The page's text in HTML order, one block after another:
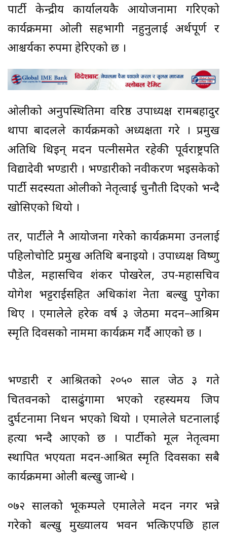
पार्टी केन्द्रीय कार्यालयकै आयोजनामा गरिएको
कार्यक्रममा ओली सहभागी नहुनुलाई अर्थपूर्ण र
आश्चर्यका रुपमा हेरिएको छ ।
ओलीको अनुपस्थितिमा वरिष्ठ उपाध्यक्ष रामबहादुर
थापा बादलले कार्यक्रमको अध्यक्षता गरे । प्रमुख
अतिथि थिइन् मदन पत्नीसमेत रहेकी पूर्वराष्ट्रपति
विद्यादेवी भण्डारी । भण्डारीको नवीकरण भइसकेको
पार्टी सदस्यता ओलीको नेतृत्वाई चुनौती दिएको भन्दै
खोसिएको थियो ।
तर, पार्टीले नै आयोजना गरेको कार्यक्रममा उनलाई
पहिलोचोटि प्रमुख अतिथि बनाइयो । उपाध्यक्ष विष्णु
पौडेल, महासचिव शंकर पोखरेल, उप-महासचिव
योगेश भट्टराईसहित अधिकांश नेता बल्खु पुगेका
थिए । एमालेले हरेक वर्ष ३ जेठमा मदन–आश्रिम
स्मृति दिवसको नाममा कार्यक्रम गर्दै आएको छ ।
भण्डारी र आश्रितको २०५० साल जेठ ३ गते
चितवनको दासढुंगामा भएको रहस्यमय जिप
दुर्घटनामा निधन भएको थियो । एमालेले घटनालाई
हत्या भन्दै आएको छ । पार्टीको मूल नेतृत्वमा
स्थापित भएयता मदन-आश्रित स्मृति दिवसका सबै
कार्यक्रममा ओली बल्खु जान्थे ।
०७२ सालको भूकम्पले एमालेले मदन नगर भन्ने
गरेको बल्खु मुख्यालय भवन भत्किएपछि हाल